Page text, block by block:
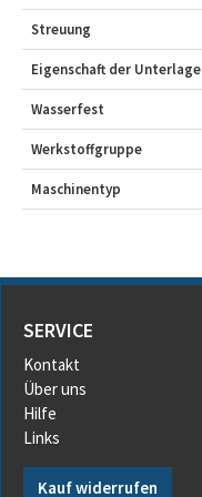
Streuung
Eigenschaft der Unterlage
Wasserfest
Werkstoffgruppe
Maschinentyp
SERVICE
Kontakt
Über uns
Hilfe
Links
Kauf widerrufen